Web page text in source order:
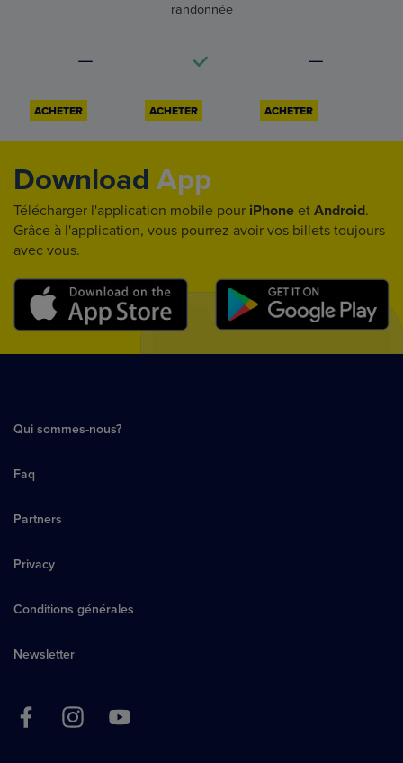
randonnée
ACHETER ACHETER ACHETER
Download App
Télécharger l'application mobile pour iPhone et Android.
Grâce à l'application, vous pourrez avoir vos billets toujours
avec vous.
Qui sommes-nous?
Faq
Partners
Privacy
Conditions générales
Newsletter